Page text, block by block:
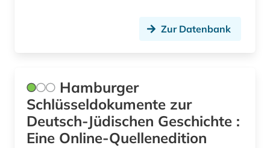
Zur Datenbank
Hamburger
Schlüsseldokumente zur
Deutsch-Jüdischen Geschichte :
Eine Online-Quellenedition